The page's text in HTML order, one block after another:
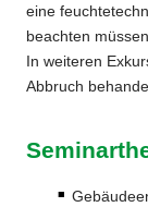
eine
beachten müssen.
In weiteren
Abbruch